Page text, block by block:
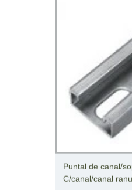
Puntal de canal/
C/canal/canal